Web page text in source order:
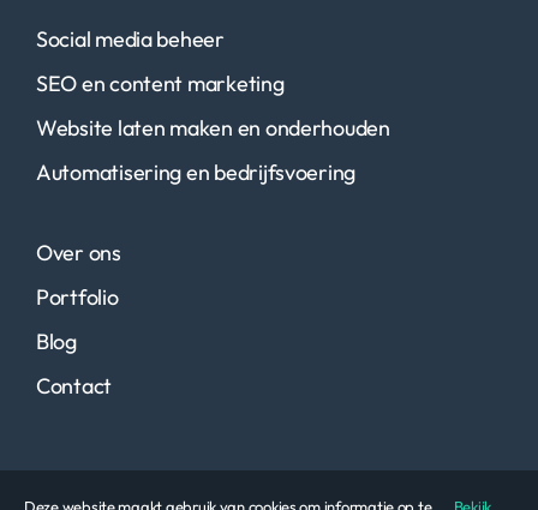
Social media beheer
SEO en content marketing
Website laten maken en onderhouden
Automatisering en bedrijfsvoering
Over ons
Portfolio
Blog
Contact
© 2024 Exsite Media • All rights reserved